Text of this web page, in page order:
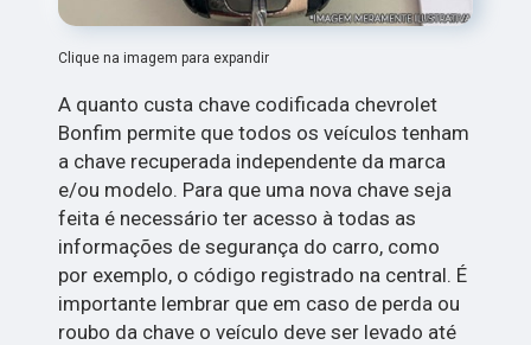
Clique na imagem para expandir
A quanto custa chave codificada chevrolet
Bonfim permite que todos os veículos tenham
a chave recuperada independente da marca
e/ou modelo. Para que uma nova chave seja
feita é necessário ter acesso à todas as
informações de segurança do carro, como
por exemplo, o código registrado na central. É
importante lembrar que em caso de perda ou
roubo da chave o veículo deve ser levado até